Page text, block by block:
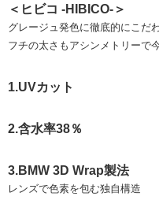
＜ヒビコ -HIBICO-＞
グレージュ発色に徹底的にこだ
フチの太さもアシンメトリーで
1.UVカット
2.含水率38％
3.BMW 3D Wrap製法
レンズで色素を包む独自構造